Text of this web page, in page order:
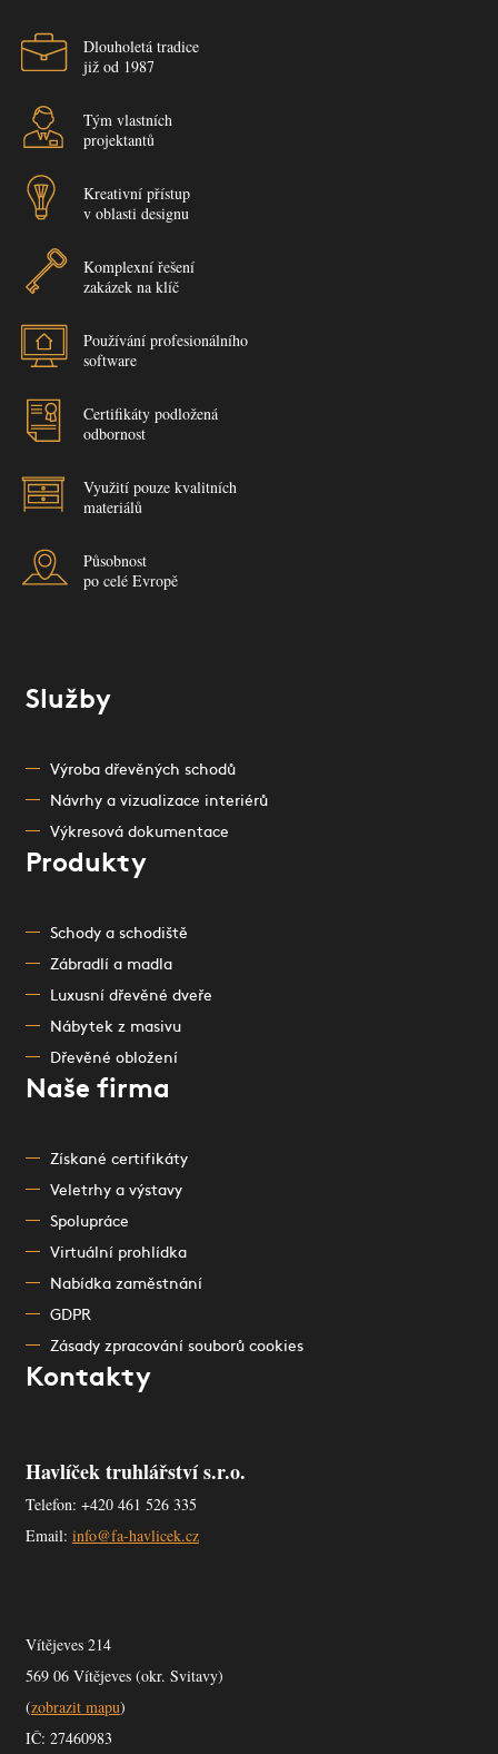
Dlouholetá tradice
již od 1987
Tým vlastních
projektantů
Kreativní přístup
v oblasti designu
Komplexní řešení
zakázek na klíč
Používání profesionálního
software
Certifikáty podložená
odbornost
Využití pouze kvalitních
materiálů
Působnost
po celé Evropě
Služby
Výroba dřevěných schodů
Návrhy a vizualizace interiérů
Výkresová dokumentace
Produkty
Schody a schodiště
Zábradlí a madla
Luxusní dřevěné dveře
Nábytek z masivu
Dřevěné obložení
Naše firma
Získané certifikáty
Veletrhy a výstavy
Spolupráce
Virtuální prohlídka
Nabídka zaměstnání
GDPR
Zásady zpracování souborů cookies
Kontakty
Havlíček truhlářství s.r.o.
Telefon: +420 461 526 335
Email: info@fa-havlicek.cz
Vítějeves 214
569 06 Vítějeves (okr. Svitavy)
(zobrazit mapu)
IČ: 27460983